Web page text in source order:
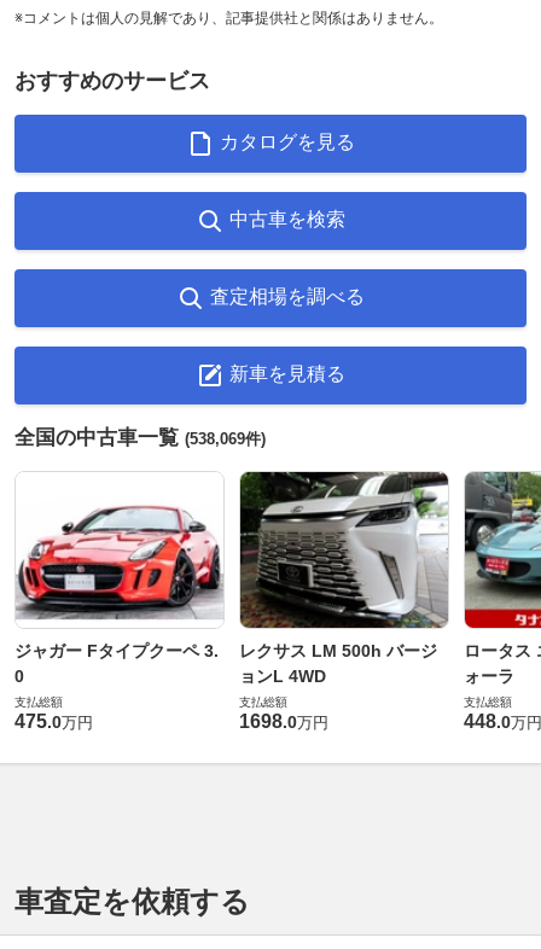
※コメントは個人の見解であり、記事提供社と関係はありません。
おすすめのサービス
カタログを見る
中古車を検索
査定相場を調べる
新車を見積る
全国の中古車一覧 (538,069件)
ジャガー Fタイプクーペ 3.
0
支払総額
475.0万円
レクサス LM 500h バージ
ョンL 4WD
支払総額
1698.0万円
ロータス
ォーラ
支払総額
448.0万円
車査定を依頼する